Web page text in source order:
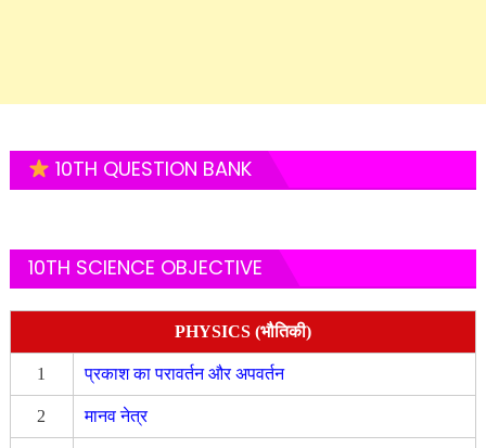
10TH QUESTION BANK
10TH SCIENCE OBJECTIVE
PHYSICS (भौतिकी)
1 प्रकाश का परावर्तन और अपवर्तन
2 मानव नेत्र